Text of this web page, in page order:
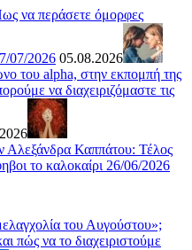
να περάσετε όμορφες
07/2026 05.08.2026
του alpha, στην εκπομπή της
να διαχειριζόμαστε τις
Αλεξάνδρα Καππάτου: Τέλος
το καλοκαίρι 26/06/2026
του Αυγούστου»;
πώς να το διαχειριστούμε